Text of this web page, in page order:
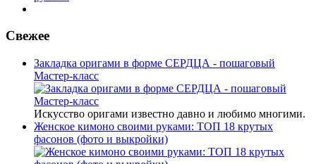
Свежее
Закладка оригами в форме СЕРДЦА - пошаговый
Мастер-класс
Искусство оригами известно давно и любимо многими.
Женское кимоно своими руками: ТОП 18 крутых
фасонов (фото и выкройки)